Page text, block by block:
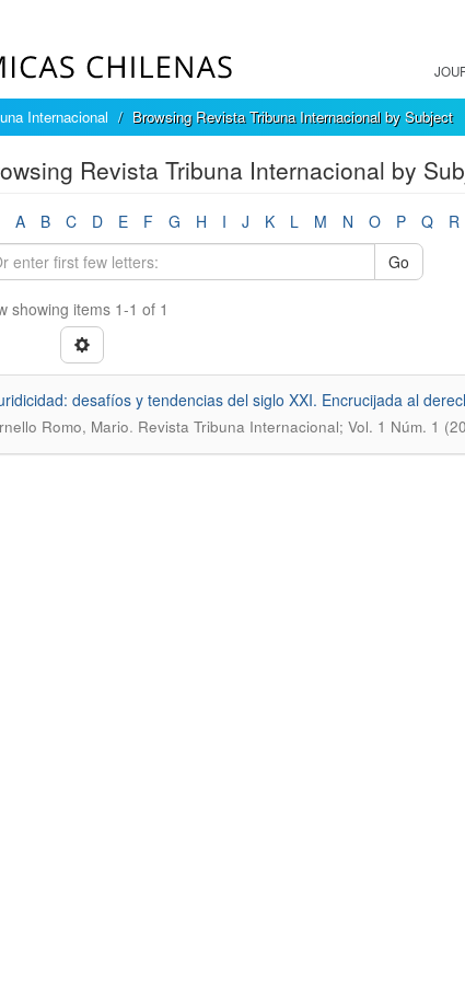
Internacional Browsing Revista Tribuna Internacional by Subject
Revista Tribuna Internacional by
A B C D E F G H I J K L M N O P Q R
Go
showing items 1-1 of 1
desafíos y tendencias del siglo XXI. Encrucijada al
Romo, Mario. Revista Tribuna Internacional; Vol. 1 Núm. 1